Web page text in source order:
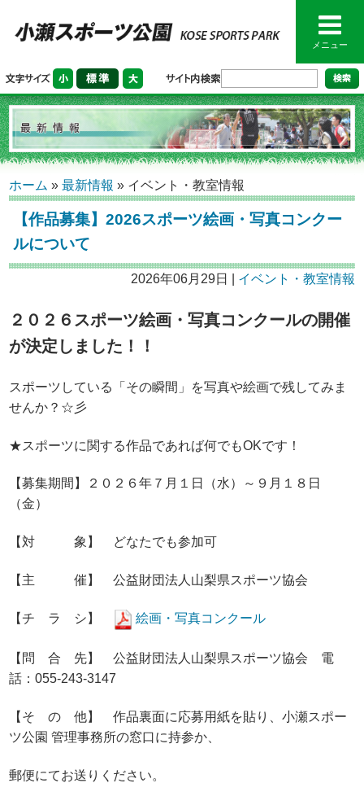
メニュー
ホーム »最新情報 » イベント・教室情報
【作品募集】2026スポーツ絵画・写真コンクー
ルについて
2026年06月29日 | イベント・教室情報
２０２６スポーツ絵画・写真コンクールの開催
が決定しました ！！
スポーツしている「その瞬間」を写真や絵画で残してみま
せんか？☆彡
★スポーツに関する作品であれば何でもOKです！
【募集期間】２０２６年７月１日（水）～９月１８日
（金）
【対 象】 どなたでも参加可
【主 催】 公益財団法人山梨県スポーツ協会
【チ ラ シ】 絵画・写真コンクール
【問 合 先】 公益財団法人山梨県スポーツ協会 電
話：055-243-3147
【そ の 他】 作品裏面に応募用紙を貼り、小瀬スポー
ツ公園 管理事務所の窓口に持参か、
郵便にてお送りください。